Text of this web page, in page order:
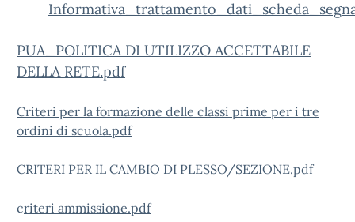
PUA_POLITICA DI UTILIZZO ACCETTABILE
DELLA RETE.pdf
Criteri per la formazione delle classi prime per i tre
ordini di scuola.pdf
CRITERI PER IL CAMBIO DI PLESSO/SEZIONE.pdf
criteri ammissione.pdf